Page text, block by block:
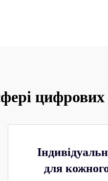
цифрових
для